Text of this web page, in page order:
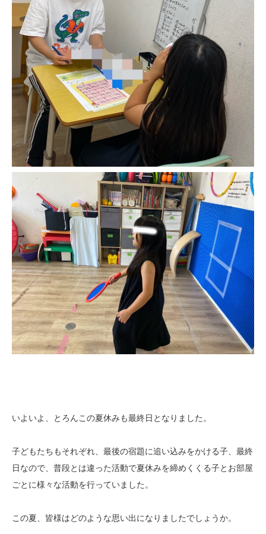
いよいよ、とろんこの夏休みも最終日となりました。
子どもたちもそれぞれ、最後の宿題に追い込みをかける子、最終
日なので、普段とは違った活動で夏休みを締めくくる子とお部屋
ごとに様々な活動を行っていました。
この夏、皆様はどのような思い出になりましたでしょうか。